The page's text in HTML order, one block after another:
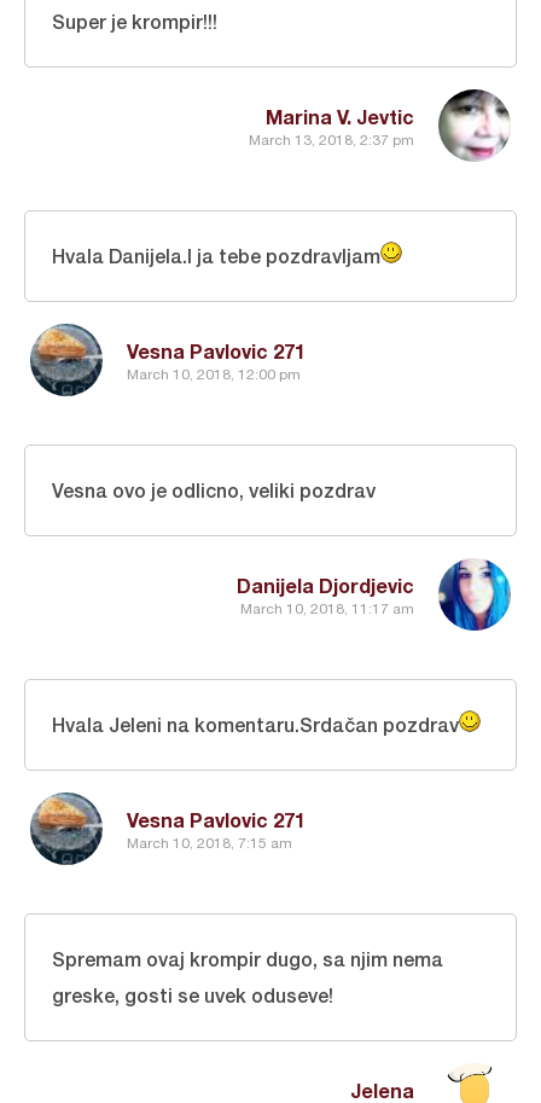
Marina V. Jevtic
March 13, 2018, 2:37 pm
Super je krompir!!!
Vesna Pavlovic 271
March 10, 2018, 12:00 pm
Hvala Danijela.I ja tebe pozdravljam
Danijela Djordjevic
March 10, 2018, 11:17 am
Vesna ovo je odlicno, veliki pozdrav
Vesna Pavlovic 271
March 10, 2018, 7:15 am
Hvala Jeleni na komentaru.Srdačan pozdrav
Jelena
Spremam ovaj krompir dugo, sa njim nema
greske, gosti se uvek oduseve!